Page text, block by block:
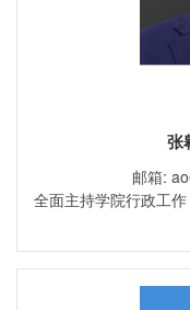
张
邮箱:
全面主持学院行政工